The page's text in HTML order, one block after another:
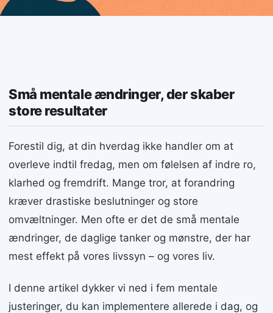
Små mentale ændringer, der skaber
store resultater
Forestil dig, at din hverdag ikke handler om at
overleve indtil fredag, men om følelsen af indre ro,
klarhed og fremdrift. Mange tror, at forandring
kræver drastiske beslutninger og store
omvæltninger. Men ofte er det de små mentale
ændringer, de daglige tanker og mønstre, der har
mest effekt på vores livssyn – og vores liv.
I denne artikel dykker vi ned i fem mentale
justeringer, du kan implementere allerede i dag, og